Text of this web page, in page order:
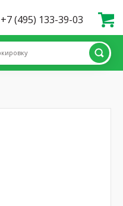
+7 (495) 133-39-03